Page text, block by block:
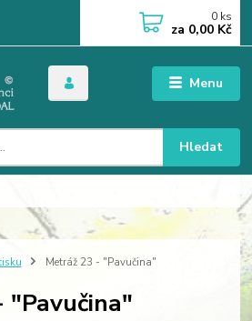
Menu
Hledat
0 ks
za 0,00 Kč
Metráž 23 - "Pavučina"
"Pavučina"